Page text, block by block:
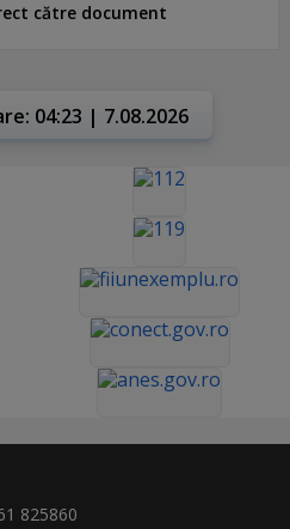
către document
04:23 | 7.08.2026
825860